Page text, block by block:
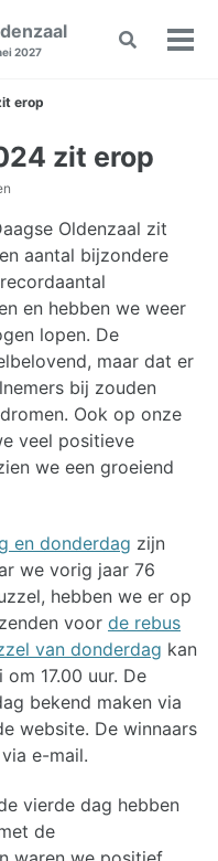
2027
Toggle
erop
zit erop
Oldenzaal zit
aantal bijzondere
en hebben we weer
lopen. De
maar dat er
bij zouden
Ook op onze
veel positieve
we een groeiend
en donderdag zijn
we vorig jaar 76
hebben we er op
voor de rebus
van donderdag kan
17.00 uur. De
bekend maken via
website. De winnaars
e-mail.
vierde dag hebben
de